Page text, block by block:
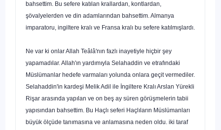
bahsettim. Bu sefere katılan krallardan, kontlardan,
şövalyelerden ve din adamlarından bahsettim. Almanya
imparatoru, ingiltere kralı ve Fransa kralı bu sefere katılmışlardı.
Ne var ki onlar Allah Teâlâ'nın fazlı inayetiyle hiçbir şey
yapamadılar. Allah'ın yardımıyla Selahaddin ve etrafındaki
Müslümanlar hedefe varmaları yolunda onlara geçit vermediler.
Selahaddin'in kardeşi Melik Adil ile İngiltere Kralı Arslan Yürekli
Rişar arasında yapılan ve on beş ay süren görüşmelerin tabii
yapısından bahsettim. Bu Haçlı seferi Haçlıların Müslümanları
büyük ölçüde tanımasına ve anlamasına neden oldu. iki taraf